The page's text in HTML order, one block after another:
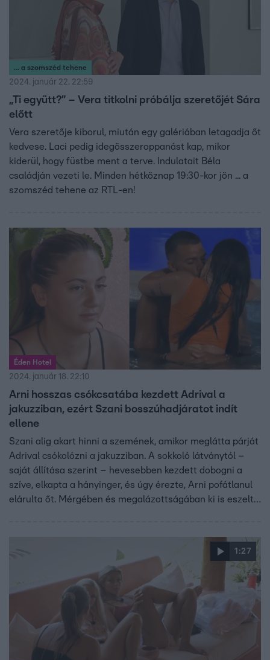
... a szomszéd tehene
2024. január 22. 22:59
„Ti együtt?” – Vera titkolni próbálja szeretőjét Sára
előtt
Vera szeretője kiborul, miután egy galériában letagadja őt
kedvese. Laci pedig idegösszeroppanást kap, mikor
kiderül, hogy füstbe ment a terve. Indulatait Béla
családján vezeti le. Minden hétköznap 19:30-kor jön ... a
szomszéd tehene az RTL-en!
Éden Hotel
2024. január 18. 22:10
Arni hosszas csókcsatába kezdett Adrival a
jakuzziban, ezért Szani bosszúhadjáratot indít
ellene
Szani alig akart hinni a szemének, amikor meglátta párját
Adrival csókolózni a jakuzziban. A sokkoló látványtól –
saját állítása szerint – hevesebben kezdett dobogni a
szíve, elkapta a hányinger, és úgy érezte, Arni pofátlanul
elárulta őt. Mérgében és megalázottságában ki is eszelt
1:27